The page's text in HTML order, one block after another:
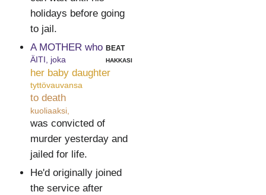
holidays before going
to jail.
A MOTHER who
ÄITI, joka
beat
hakkasi
her baby daughter
tyttövauvansa
to death
kuoliaaksi,
was convicted of
murder yesterday and
jailed for life.
He'd originally joined
the service after